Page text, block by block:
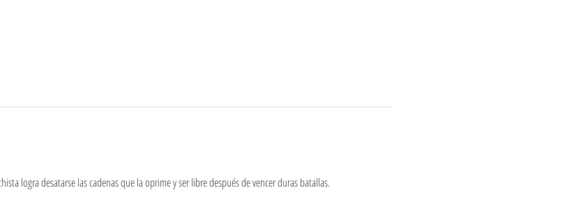
logra desatarse las cadenas que la oprime y ser libre después de vencer duras batallas.